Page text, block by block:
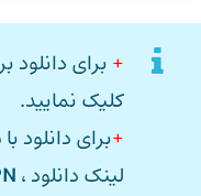
+ برای
کلیک نمایید.
+برای دانلود
لینک دانلود ،